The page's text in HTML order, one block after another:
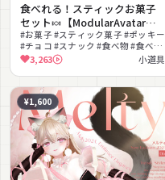
食べれる！スティックお菓子
セット🍬【ModularAvatar対
応】
#お菓子 #スティック菓子 #ポッキー
#チョコ #スナック #食べ物 #食べる
ギミック #ポッキーゲーム #かわい
い #バレンタイン
3,263 小道具
¥1,600